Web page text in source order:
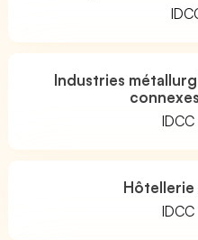
Industries
Hôtellerie
IDCC